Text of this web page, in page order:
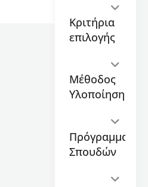
μέθοδο
της
αποστάσεως
εκπαίδευσης
ZOOM).
Υπεύθυνος
Κριτήρια
επιλογής
Μέθοδος
Υλοποίησης
Πρόγραμμα
Σπουδών